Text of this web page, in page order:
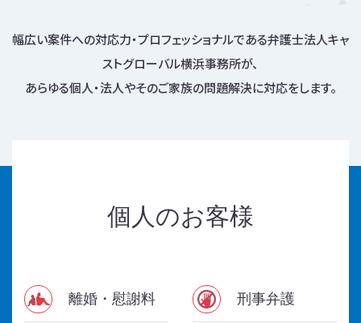
幅広い案件への対応力・プロフェッショナルである弁護士法人キャ
ストグローバル横浜事務所が、
あらゆる個人・法人やそのご家族の問題解決に対応をします。
個人のお客様
離婚・慰謝料 刑事弁護